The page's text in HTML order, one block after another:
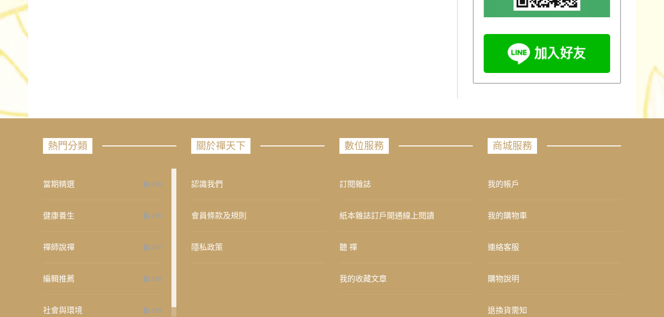
熱門分類
當期精選 658
健康養生 276
禪師說禪 267
編輯推薦 236
社會與環境 235
關於禪天下
認識我們
會員條款及規則
隱私政策
數位服務
訂閱雜誌
紙本雜誌訂戶開通線上閱讀
聽 禪
我的收藏文章
商城服務
我的帳戶
我的購物車
連絡客服
購物說明
退換貨需知